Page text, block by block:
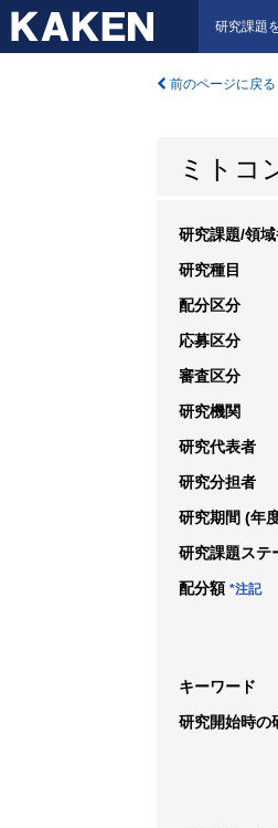
研究課題
前のページに戻る
ミトコ
研究課題/領
研究種目
配分区分
応募区分
審査区分
研究機関
研究代表者
研究分担者
研究期間 (年
研究課題ステ
配分額 *注記
キーワード
研究開始時の